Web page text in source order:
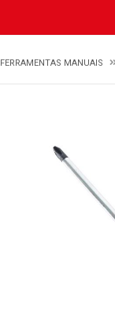
FERRAMENTAS MANUAIS